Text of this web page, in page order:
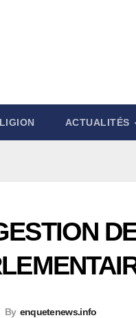
ACTUALITÉS
By enquetenews.info